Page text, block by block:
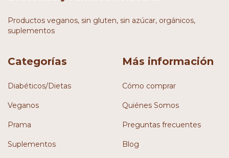
Productos veganos, sin gluten, sin azúcar, orgánicos,
suplementos
Categorías
Diabéticos/Dietas
Veganos
Prama
Suplementos
Más información
Cómo comprar
Quiénes Somos
Preguntas frecuentes
Blog